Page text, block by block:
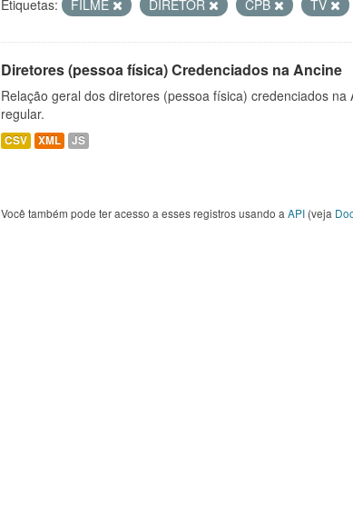
Etiquetas:
FILME DIRETOR CPB TV
Diretores (pessoa física) Credenciados na Ancine
Relação geral dos diretores (pessoa física) credenciados
regular.
CSV XML JS
Você também pode ter acesso a esses registros usando a API (veja